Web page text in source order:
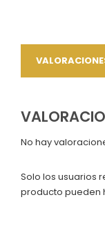
No hay
Solo los usuarios
producto pueden